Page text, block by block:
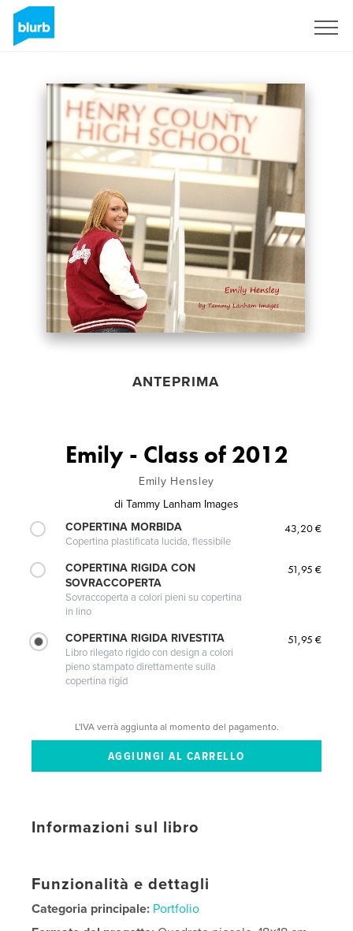
ANTEPRIMA
Emily - Class of 2012
Emily Hensley
di Tammy Lanham Images
COPERTINA MORBIDA
Copertina plastificata lucida, flessibile
43,20 €
COPERTINA RIGIDA CON
SOVRACCOPERTA
Sovraccoperta a colori pieni su copertina
in lino
51,95 €
COPERTINA RIGIDA RIVESTITA
Libro rilegato rigido con design a colori
pieno stampato direttamente sulla
copertina rigid
51,95 €
L'IVA verrà aggiunta al momento del pagamento.
Informazioni sul libro
Funzionalità e dettagli
Categoria principale: Portfolio